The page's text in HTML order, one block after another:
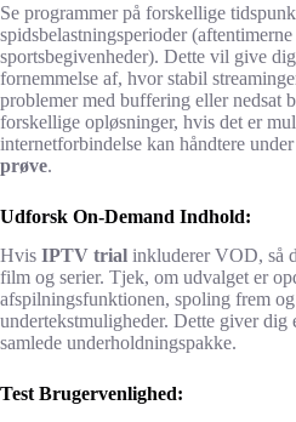
Se programmer på forskellige
spidsbelastningsperioder
sportsbegivenheder). Dette vil give
fornemmelse af, hvor stabil
problemer med buffering eller nedsat
forskellige opløsninger, hvis det er
internetforbindelse kan håndtere
prøve.
Udforsk On-Demand Indhold:
Hvis IPTV trial inkluderer VOD, så
film og serier. Tjek, om udvalget er
afspilningsfunktionen, spoling frem
undertekstmuligheder. Dette giver dig
samlede underholdningspakke.
Test Brugervenlighed: